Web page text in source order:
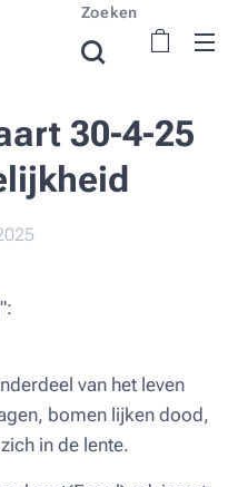
Zoeken
30-4-25
van het leven
bomen lijken dood,
in de lente.